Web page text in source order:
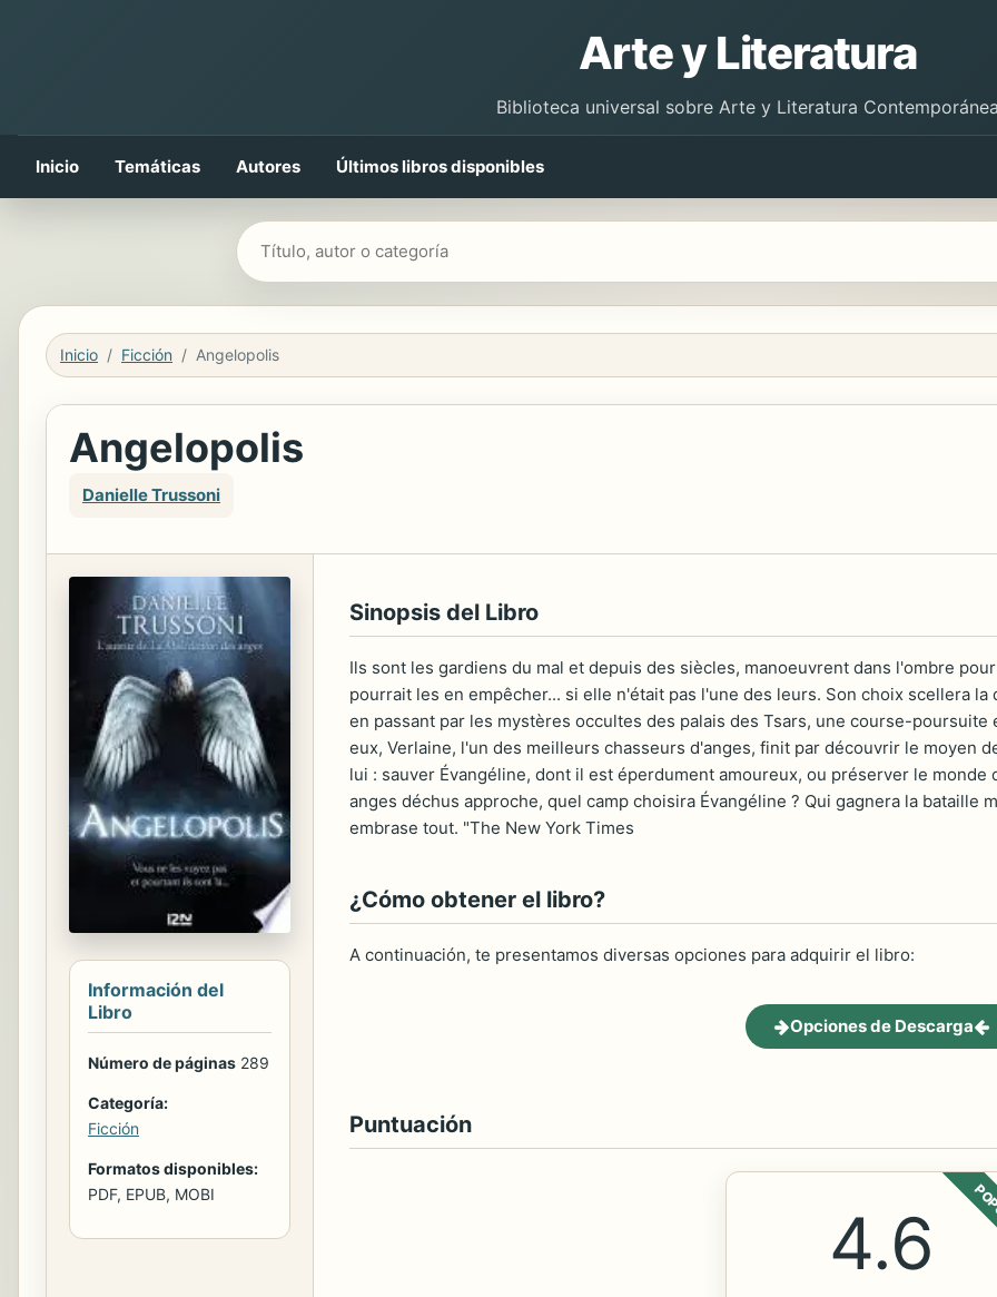
Arte y Literatura
Biblioteca universal sobre Arte y Literatura
Inicio Temáticas Autores Últimos libros disponibles
Buscar libros
Inicio Ficción Angelopolis
Angelopolis
Danielle Trussoni
Información del
Libro
Número de páginas 289
Categoría:
Ficción
Formatos disponibles:
PDF, EPUB, MOBI
Sinopsis del Libro
Ils sont les gardiens du mal et depuis des siècles, manoeuvrent dans l'ombre
pourrait les en empêcher... si elle n'était pas l'une des leurs. Son choix scellera
en passant par les mystères occultes des palais des Tsars, une course-
eux, Verlaine, l'un des meilleurs chasseurs d'anges, finit par découvrir le moyen
lui : sauver Évangéline, dont il est éperdument amoureux, ou préserver le
anges déchus approche, quel camp choisira Évangéline ? Qui gagnera la bataille
embrase tout. "The New York Times
¿Cómo obtener el libro?
A continuación, te presentamos diversas opciones para adquirir el libro:
Opciones de Descarga
Puntuación
4.6